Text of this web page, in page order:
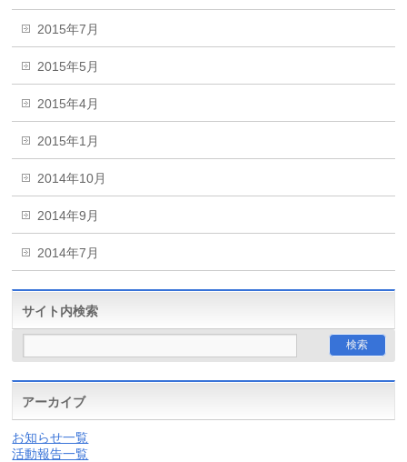
2015年7月
2015年5月
2015年4月
2015年1月
2014年10月
2014年9月
2014年7月
サイト内検索
アーカイブ
お知らせ一覧
活動報告一覧